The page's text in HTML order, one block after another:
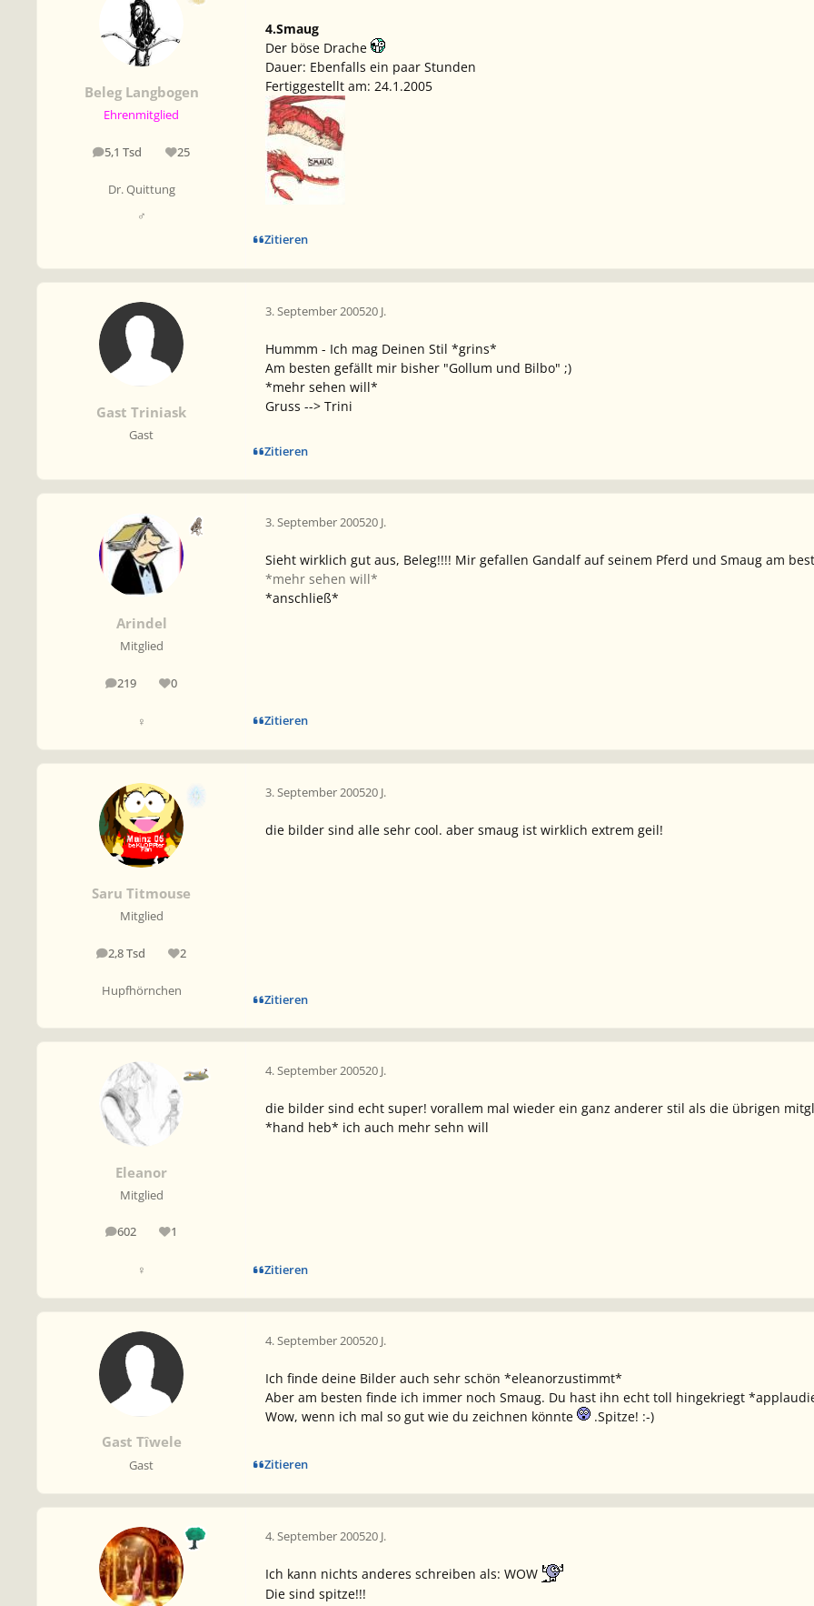
Beleg Langbogen
Ehrenmitglied
5,1 Tsd
Beiträge 25
Reputation
Dr. Quittung
♂
4.Smaug
Der böse Drache
Dauer: Ebenfalls ein paar Stunden
Fertiggestellt am: 24.1.2005
Zitieren
Gast Triniask
Gast
3. September 200520 J.
Hummm - Ich mag Deinen Stil *grins*
Am besten gefällt mir bisher "Gollum und Bilbo" ;)
*mehr sehen will*
Gruss --> Trini
Zitieren
Arindel
Mitglied
219
Beiträge 0
Reputation
♀
3. September 200520 J.
Sieht wirklich gut aus, Beleg!!!! Mir gefallen Gandalf auf seinem Pferd und Smaug am
*mehr sehen will*
*anschließ*
Zitieren
Saru Titmouse
Mitglied
2,8 Tsd
Beiträge 2
Reputation
Hupfhörnchen
3. September 200520 J.
die bilder sind alle sehr cool. aber smaug ist wirklich extrem geil!
Zitieren
Eleanor
Mitglied
602
Beiträge 1
Reputation
♀
4. September 200520 J.
die bilder sind echt super! vorallem mal wieder ein ganz anderer stil als die übrigen
*hand heb* ich auch mehr sehn will
Zitieren
Gast Tîwele
Gast
4. September 200520 J.
Ich finde deine Bilder auch sehr schön *eleanorzustimmt*
Aber am besten finde ich immer noch Smaug. Du hast ihn echt toll hingekriegt
Wow, wenn ich mal so gut wie du zeichnen könnte
.Spitze! :-)
Zitieren
4. September 200520 J.
Ich kann nichts anderes schreiben als: WOW
Die sind spitze!!!